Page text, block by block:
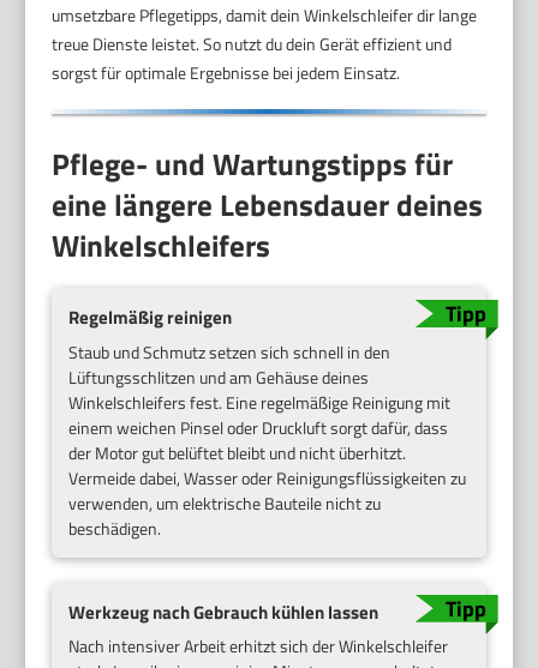
umsetzbare Pflegetipps, damit dein Winkelschleifer dir lange
treue Dienste leistet. So nutzt du dein Gerät effizient und
sorgst für optimale Ergebnisse bei jedem Einsatz.
Pflege- und Wartungstipps für
eine längere Lebensdauer deines
Winkelschleifers
Regelmäßig reinigen
Staub und Schmutz setzen sich schnell in den
Lüftungsschlitzen und am Gehäuse deines
Winkelschleifers fest. Eine regelmäßige Reinigung mit
einem weichen Pinsel oder Druckluft sorgt dafür, dass
der Motor gut belüftet bleibt und nicht überhitzt.
Vermeide dabei, Wasser oder Reinigungsflüssigkeiten zu
verwenden, um elektrische Bauteile nicht zu
beschädigen.
Werkzeug nach Gebrauch kühlen lassen
Nach intensiver Arbeit erhitzt sich der Winkelschleifer